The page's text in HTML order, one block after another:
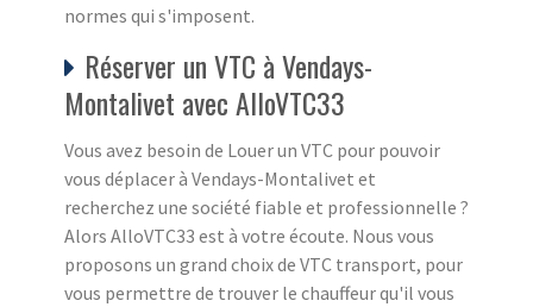
normes qui s'imposent.
Réserver un VTC à Vendays-
Montalivet avec AlloVTC33
Vous avez besoin de Louer un VTC pour pouvoir
vous déplacer à Vendays-Montalivet et
recherchez une société fiable et professionnelle ?
Alors AlloVTC33 est à votre écoute. Nous vous
proposons un grand choix de VTC transport, pour
vous permettre de trouver le chauffeur qu'il vous